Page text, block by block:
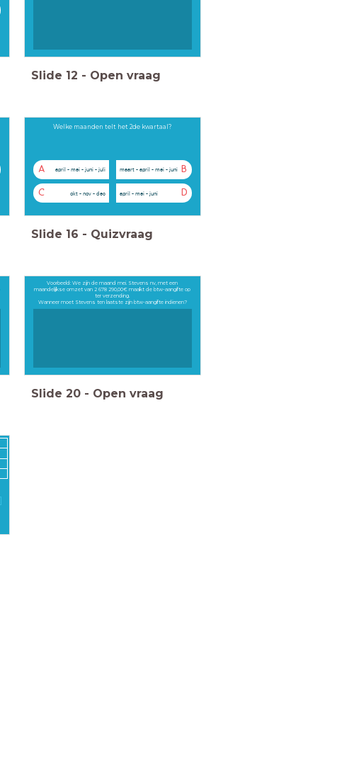
Slide 12 - Open vraag
Welke maanden telt het 2de kwartaal?
A april - mei - juni - juli B
maart - april - mei - juni
C okt - nov - dec D
april - mei - juni
Slide 16 - Quizvraag
Voorbeeld: We zijn de maand mei. Stevens nv, met een
maandelijkse omzet van 2 678 290,00€ maakt de btw-aangifte op
ter verzending.
Wanneer moet Stevens ten laatste zijn btw-aangifte indienen?
Slide 20 - Open vraag